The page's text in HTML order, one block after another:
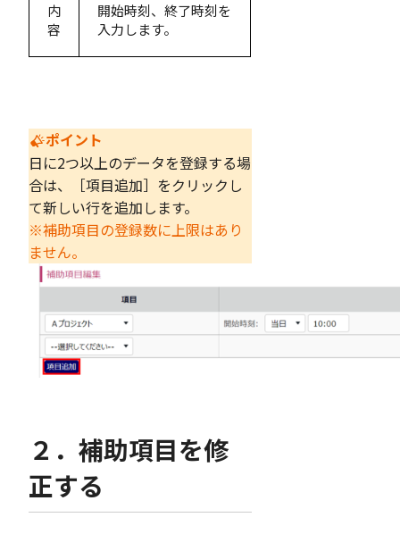
内
容
開始時刻、終了時刻を
入力します。
ポイント
日に2つ以上のデータを登録する場
合は、［項目追加］をクリックし
て新しい行を追加します。
※補助項目の登録数に上限はあり
ません。
２．補助項目を修
正する